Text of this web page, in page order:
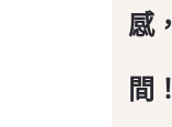
感
間